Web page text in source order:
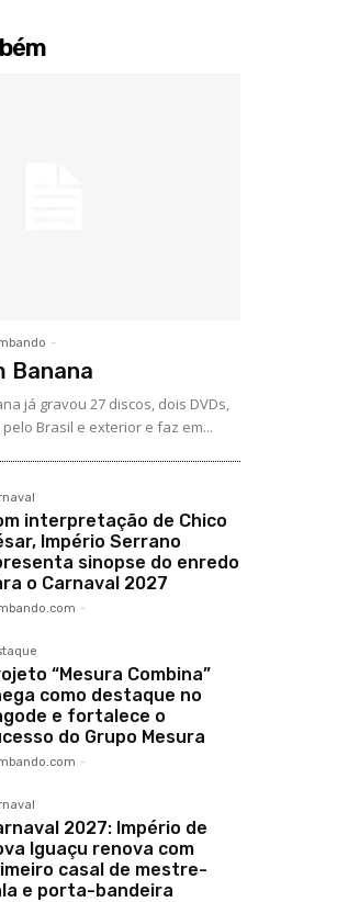
-
Banana
já gravou 27 discos, dois DVDs,
Brasil e exterior e faz em...
interpretação de Chico
Império Serrano
sinopse do enredo
o Carnaval 2027
-
“Mesura Combina”
como destaque no
e fortalece o
do Grupo Mesura
-
2027: Império de
Iguaçu renova com
casal de mestre-
e porta-bandeira